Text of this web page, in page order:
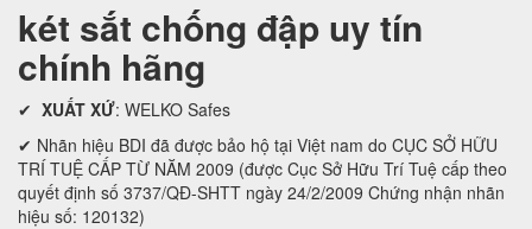
két sắt chống đập uy tín
chính hãng
✔ XUẤT XỨ: WELKO Safes
✔ Nhãn hiệu BDI đã được bảo hộ tại Việt nam do CỤC SỞ HỮU
TRÍ TUỆ CẤP TỪ NĂM 2009 (được Cục Sở Hữu Trí Tuệ cấp theo
quyết định số 3737/QĐ-SHTT ngày 24/2/2009 Chứng nhận nhãn
hiệu số: 120132)